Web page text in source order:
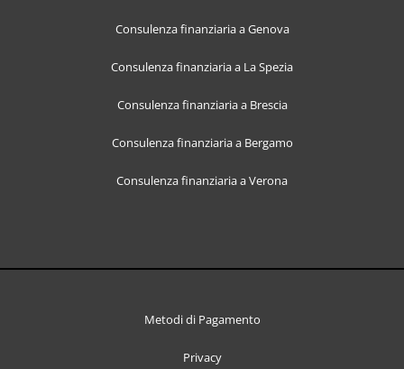
Consulenza finanziaria a Genova
Consulenza finanziaria a La Spezia
Consulenza finanziaria a Brescia
Consulenza finanziaria a Bergamo
Consulenza finanziaria a Verona
Metodi di Pagamento
Privacy